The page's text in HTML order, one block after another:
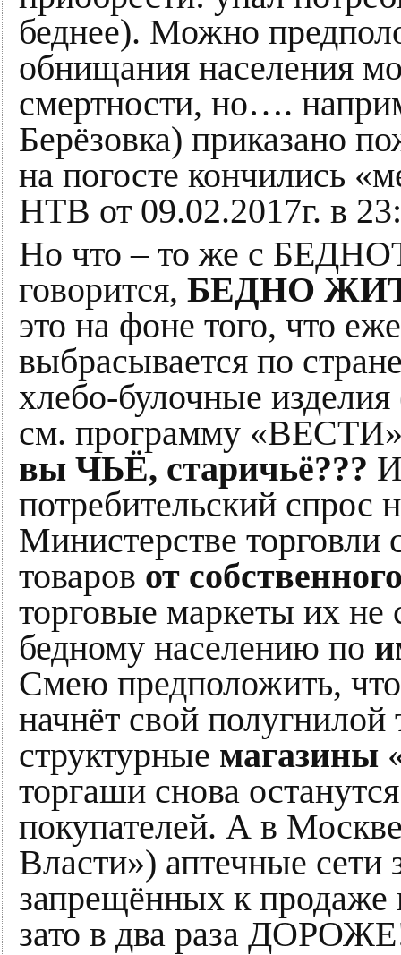
беднее). Можно
обнищания населения
смертности, но….
Берёзовка)
на погосте кончились
НТВ от 09.02.2017г. в
Но что – то же с
говорится, БЕДНО
это на фоне того, что
выбрасывается по
хлебо-булочные
см. программу «ВЕСТИ»
вы ЧЬЁ, старичьё???
потребительский спрос
Министерстве
товаров от
торговые маркеты их не
бедному населению по
Смею предположить, что
начнёт свой полугнилой
структурные магазины
торгаши снова
покупателей. А в
Власти») аптечные сети
запрещённых к продаже
зато в два раза